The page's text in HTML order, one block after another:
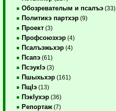
Обозревателым и псалъэ (33)
Политикэ партхэр (9)
Проект (3)
Профсоюзхэр (4)
Псалъэжьхэр (4)
Псапэ (61)
ПсэукIэ (3)
Пшыхьхэр (161)
ПщIэ (13)
ПэкIухэр (36)
Репортаж (7)